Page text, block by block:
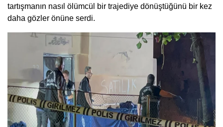
tartışmanın nasıl ölümcül bir trajediye dönüştüğünü bir kez
daha gözler önüne serdi.